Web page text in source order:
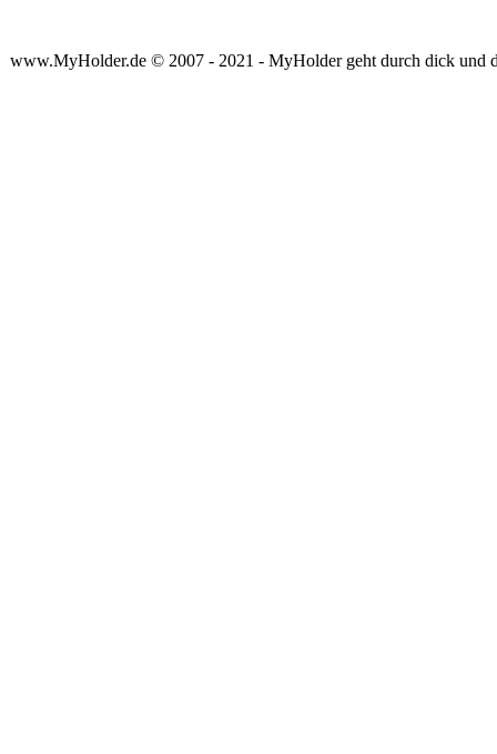
www.MyHolder.de © 2007 - 2021 - MyHolder geht durch dick und